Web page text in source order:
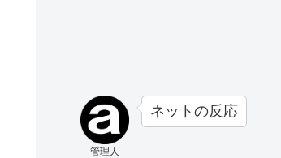
管理人
ネットの反応